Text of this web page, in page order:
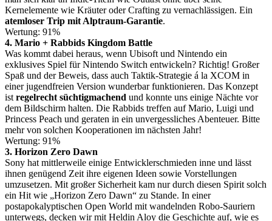
Kernelemente wie Kräuter oder Crafting zu vernachlässigen. Ein
atemloser Trip mit Alptraum-Garantie.
Wertung: 91%
4. Mario + Rabbids Kingdom Battle
Was kommt dabei heraus, wenn Ubisoft und Nintendo ein
exklusives Spiel für Nintendo Switch entwickeln? Richtig! Großer
Spaß und der Beweis, dass auch Taktik-Strategie á la XCOM in
einer jugendfreien Version wunderbar funktionieren. Das Konzept
ist regelrecht süchtigmachend und konnte uns einige Nächte vor
dem Bildschirm halten. Die Rabbids treffen auf Mario, Luigi und
Princess Peach und geraten in ein unvergessliches Abenteuer. Bitte
mehr von solchen Kooperationen im nächsten Jahr!
Wertung: 91%
3. Horizon Zero Dawn
Sony hat mittlerweile einige Entwicklerschmieden inne und lässt
ihnen genügend Zeit ihre eigenen Ideen sowie Vorstellungen
umzusetzen. Mit großer Sicherheit kam nur durch diesen Spirit solch
ein Hit wie „Horizon Zero Dawn“ zu Stande. In einer
postapokalyptischen Open World mit wandelnden Robo-Sauriern
unterwegs, decken wir mit Heldin Aloy die Geschichte auf, wie es